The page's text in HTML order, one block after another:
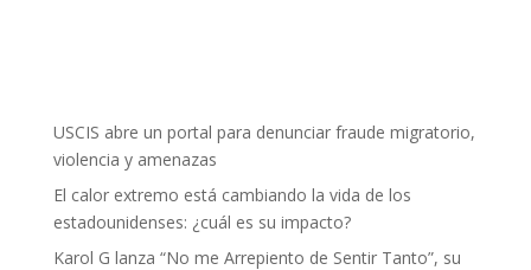
USCIS abre un portal para denunciar fraude migratorio,
violencia y amenazas
El calor extremo está cambiando la vida de los
estadounidenses: ¿cuál es su impacto?
Karol G lanza “No me Arrepiento de Sentir Tanto”, su